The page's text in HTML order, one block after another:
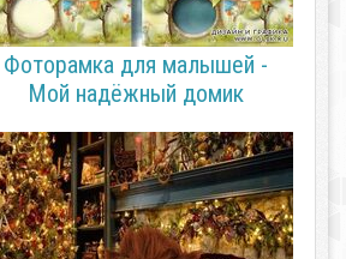
Фоторамка для малышей -
Мой надёжный домик